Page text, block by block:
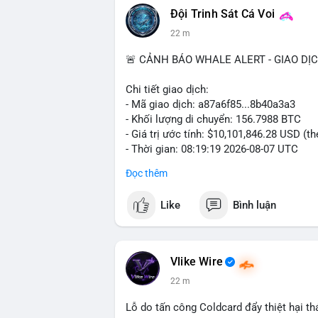
Đội Trinh Sát Cá Voi
22 m
🚨 CẢNH BÁO WHALE ALERT - GIAO
Chi tiết giao dịch:
- Mã giao dịch: a87a6f85...8b40a3a3
- Khối lượng di chuyển: 156.7988 BTC
- Giá trị ước tính: $10,101,846.28 USD
- Thời gian: 08:19:19 2026-08-07 UTC
Nhận định phân tích: Giao dịch 156.79
hữu tài sản lớn. Việc di chuyển khối
kịch bản: chuẩn bị bán trên sàn tập
điều chỉnh trong ngắn hạn. Ngược lại,
cực, củng cố niềm tin cho xu hướng tăng.
nên hành động vội vàng khi chưa có dữ
Đọc thêm
Like Bình luận
Vlike Wire
22 m
Lỗ do tấn công Coldcard đẩy thiệt hại